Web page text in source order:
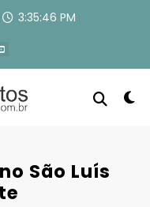
3:35:47 PM
São Luís